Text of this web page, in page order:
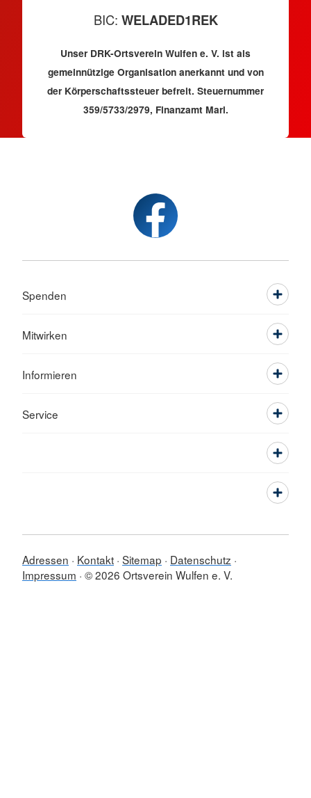
BIC: WELADED1REK
Unser DRK-Ortsverein Wulfen e. V. ist als
gemeinnützige Organisation anerkannt und von
der Körperschaftssteuer befreit. Steuernummer
359/5733/2979, Finanzamt Marl.
Spenden
Mitwirken
Informieren
Service
Adressen Kontakt Sitemap
Datenschutz
Impressum © 2026 Ortsverein Wulfen e. V.